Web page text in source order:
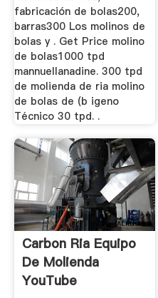
fabricación de bolas200,
barras300 Los molinos de
bolas y . Get Price molino
de bolas1000 tpd
mannuellanadine. 300 tpd
de molienda de ria molino
de bolas de (b igeno
Técnico 30 tpd. .
Carbon Ria Equipo
De Molienda
YouTube